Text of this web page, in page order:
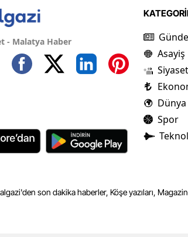
- Malatya Haber
Asayiş
Siyaset
Dünya
Spor
son dakika haberler, Köşe yazıları,